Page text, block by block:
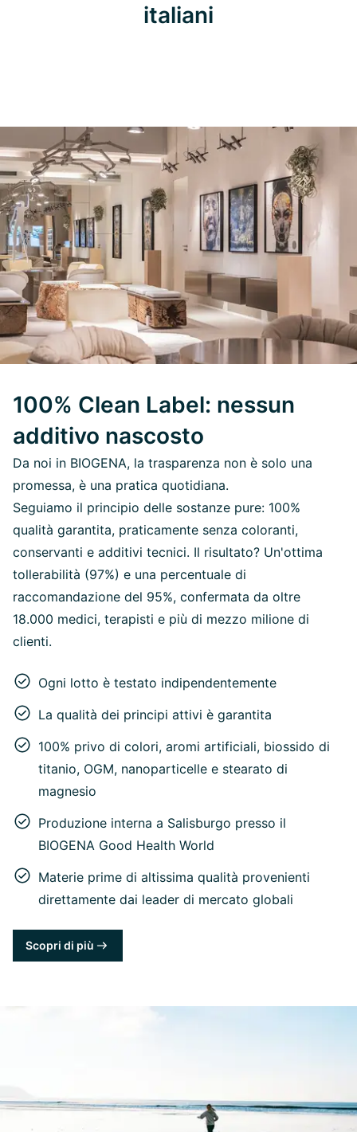
italiani
100% Clean Label: nessun
additivo nascosto
Da noi in BIOGENA, la trasparenza non è solo una
promessa, è una pratica quotidiana.
Seguiamo il principio delle sostanze pure: 100%
qualità garantita, praticamente senza coloranti,
conservanti e additivi tecnici. Il risultato? Un'ottima
tollerabilità (97%) e una percentuale di
raccomandazione del 95%, confermata da oltre
18.000 medici, terapisti e più di mezzo milione di
clienti.
Ogni lotto è testato indipendentemente
La qualità dei principi attivi è garantita
100% privo di colori, aromi artificiali, biossido di
titanio, OGM, nanoparticelle e stearato di
magnesio
Produzione interna a Salisburgo presso il
BIOGENA Good Health World
Materie prime di altissima qualità provenienti
direttamente dai leader di mercato globali
Scopri di più